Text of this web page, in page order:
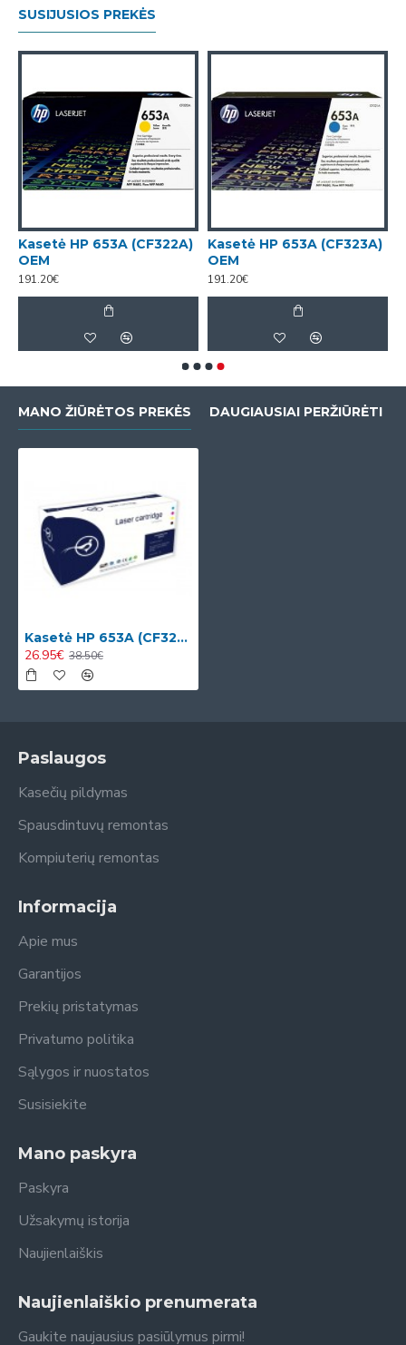
SUSIJUSIOS PREKĖS
Kasetė HP 653A (CF322A)
OEM
191.20€
Kasetė HP 653A (CF323A)
OEM
191.20€
MANO ŽIŪRĖTOS PREKĖS DAUGIAUSIAI PERŽIŪRĖTI
Kasetė HP 653A (CF322A)
26.95€ 38.50€
Paslaugos
Kasečių pildymas
Spausdintuvų remontas
Kompiuterių remontas
Informacija
Apie mus
Garantijos
Prekių pristatymas
Privatumo politika
Sąlygos ir nuostatos
Susisiekite
Mano paskyra
Paskyra
Užsakymų istorija
Naujienlaiškis
Naujienlaiškio prenumerata
Gaukite naujausius pasiūlymus pirmi!